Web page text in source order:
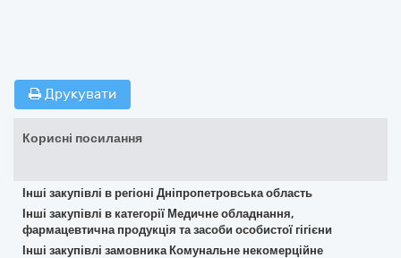
Друкувати
Корисні посилання
Інші закупівлі в регіоні Дніпропетровська область
Інші закупівлі в категорії Медичне обладнання,
фармацевтична продукція та засоби особистої гігієни
Інші закупівлі замовника Комунальне некомерційне